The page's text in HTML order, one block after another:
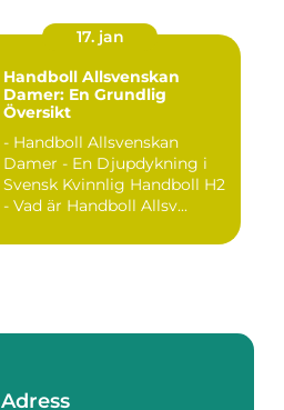
17. jan
Handboll Allsvenskan
Damer: En Grundlig
Översikt
- Handboll Allsvenskan
Damer - En Djupdykning i
Svensk Kvinnlig Handboll H2
- Vad är Handboll Allsv...
Adress